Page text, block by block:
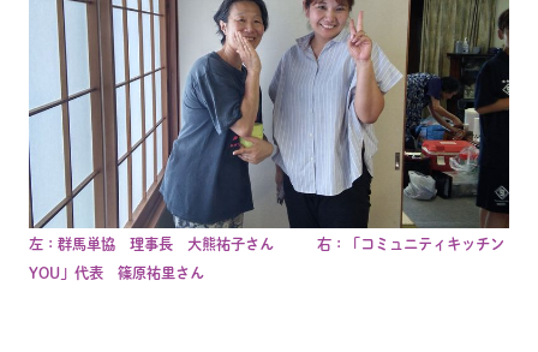
左：群馬単協 理事長 大熊祐子さん 右：「コミュニティキッチン
YOU」代表 篠原祐里さん